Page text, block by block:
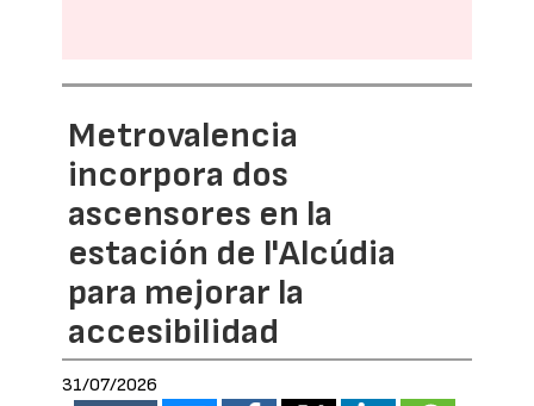
Metrovalencia
incorpora dos
ascensores en la
estación de l'Alcúdia
para mejorar la
accesibilidad
31/07/2026